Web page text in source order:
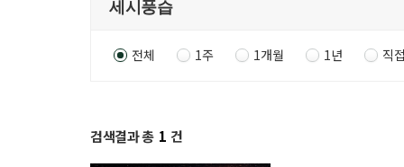
전체 1주 1개월 1년 직
검색결과 총 1 건